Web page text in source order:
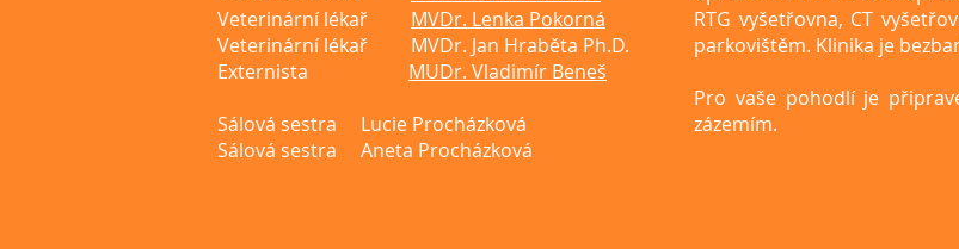
Veterinární lékař MVDr. Lenka Pokorná
Veterinární lékař MVDr. Jan Hraběta Ph.D.
Externista MUDr. Vladimír Beneš
Sálová sestra Lucie Procházková
Sálová sestra Aneta Procházková
RTG vyšetřovna, CT
parkovištěm. Klinika je
Pro vaše pohodlí je
zázemím.